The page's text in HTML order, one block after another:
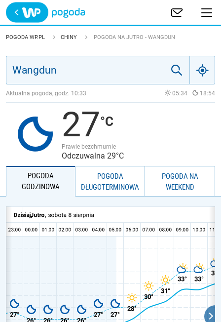
Trwa ładowanie
POLSKA
JAKOŚĆ POWIETRZA
POGODA WP.PL CHINY POGODA NA JUTRO - WANGDUN
Aktualna pogoda, godz. 10:33 05:34 18:54
27
Prawie bezchmurnie
Odczuwalna 29°C
POGODA
GODZINOWA
POGODA
DŁUGOTERMINOWA
POGODA NA
WEEKEND